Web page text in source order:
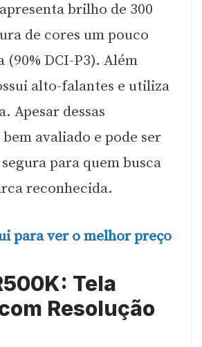
brilho de 300
de cores um pouco
(90% DCI-P3). Além
alto-falantes e utiliza
Apesar dessas
avaliado e pode ser
para quem busca
reconhecida.
para ver o melhor preço
Tela
Resolução